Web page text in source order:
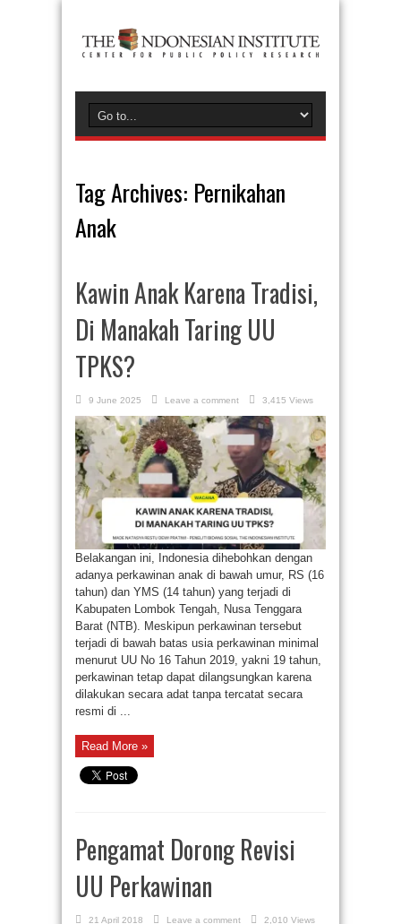
Tag Archives: Pernikahan
Anak
Kawin Anak Karena Tradisi,
Di Manakah Taring UU
TPKS?
9 June 2025 Leave a comment 3,415 Views
Belakangan ini, Indonesia dihebohkan dengan
adanya perkawinan anak di bawah umur, RS (16
tahun) dan YMS (14 tahun) yang terjadi di
Kabupaten Lombok Tengah, Nusa Tenggara
Barat (NTB). Meskipun perkawinan tersebut
terjadi di bawah batas usia perkawinan minimal
menurut UU No 16 Tahun 2019, yakni 19 tahun,
perkawinan tetap dapat dilangsungkan karena
dilakukan secara adat tanpa tercatat secara
resmi di ...
Read More »
Pengamat Dorong Revisi
UU Perkawinan
21 April 2018 Leave a comment 2,010 Views